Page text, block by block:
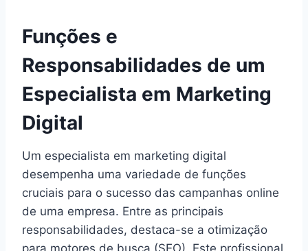
Funções e
Responsabilidades de um
Especialista em Marketing
Digital
Um especialista em marketing digital
desempenha uma variedade de funções
cruciais para o sucesso das campanhas online
de uma empresa. Entre as principais
responsabilidades, destaca-se a otimização
para motores de busca (SEO). Este profissional